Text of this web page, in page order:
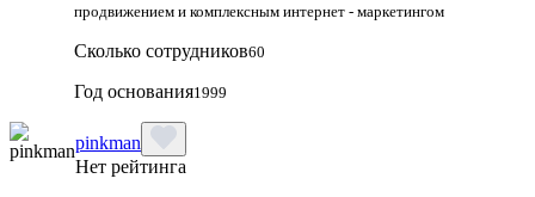
продвижением и комплексным интернет - маркетингом
Сколько сотрудников60
Год основания1999
pinkman
Нет рейтинга